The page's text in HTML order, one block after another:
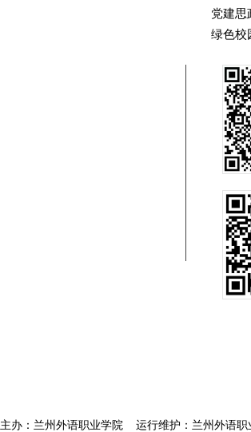
党建思
绿色校
主办：兰州外语职业学院 运行维护：兰州外语职